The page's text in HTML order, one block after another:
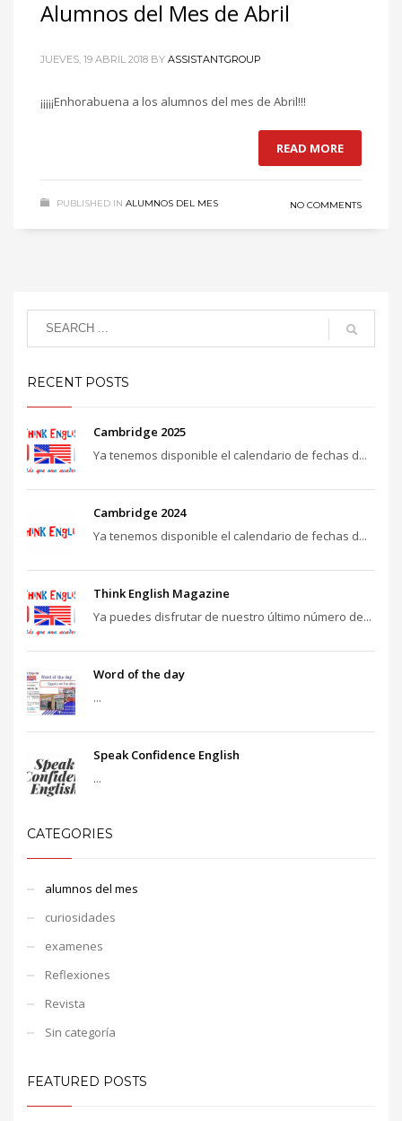
Alumnos del Mes de Abril
JUEVES, 19 ABRIL 2018 BY ASSISTANTGROUP
¡¡¡¡¡Enhorabuena a los alumnos del mes de Abril!!!
READ MORE
PUBLISHED IN ALUMNOS DEL MES NO COMMENTS
RECENT POSTS
Cambridge 2025
Ya tenemos disponible el calendario de fechas d...
Cambridge 2024
Ya tenemos disponible el calendario de fechas d...
Think English Magazine
Ya puedes disfrutar de nuestro último número de...
Word of the day
...
Speak Confidence English
...
CATEGORIES
alumnos del mes
curiosidades
examenes
Reflexiones
Revista
Sin categoría
FEATURED POSTS